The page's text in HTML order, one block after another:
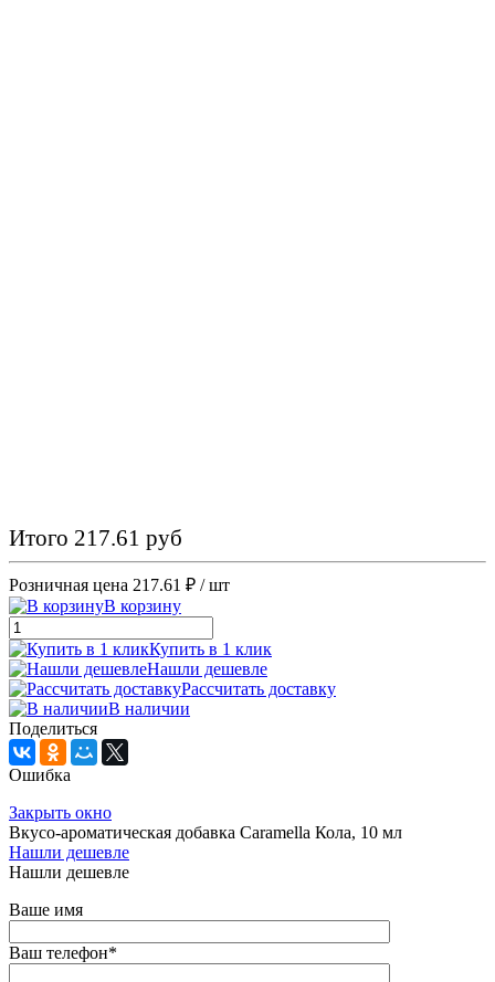
Итого 217.61 руб
Розничная цена 217.61 ₽ / шт
В корзину
Купить в 1 клик
Нашли дешевле
Рассчитать доставку
В наличии
Поделиться
Ошибка
Закрыть окно
Вкусо-ароматическая добавка Caramella Кола, 10 мл
Нашли дешевле
Нашли дешевле
Ваше имя
Ваш телефон*